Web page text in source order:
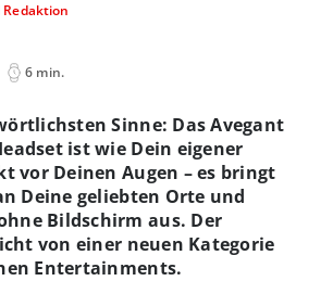
6 min.
Sinne: Das Avegant
ist wie Dein eigener
vor Deinen Augen – es bringt
Deine geliebten Orte und
Bildschirm aus. Der
von einer neuen Kategorie
Entertainments.